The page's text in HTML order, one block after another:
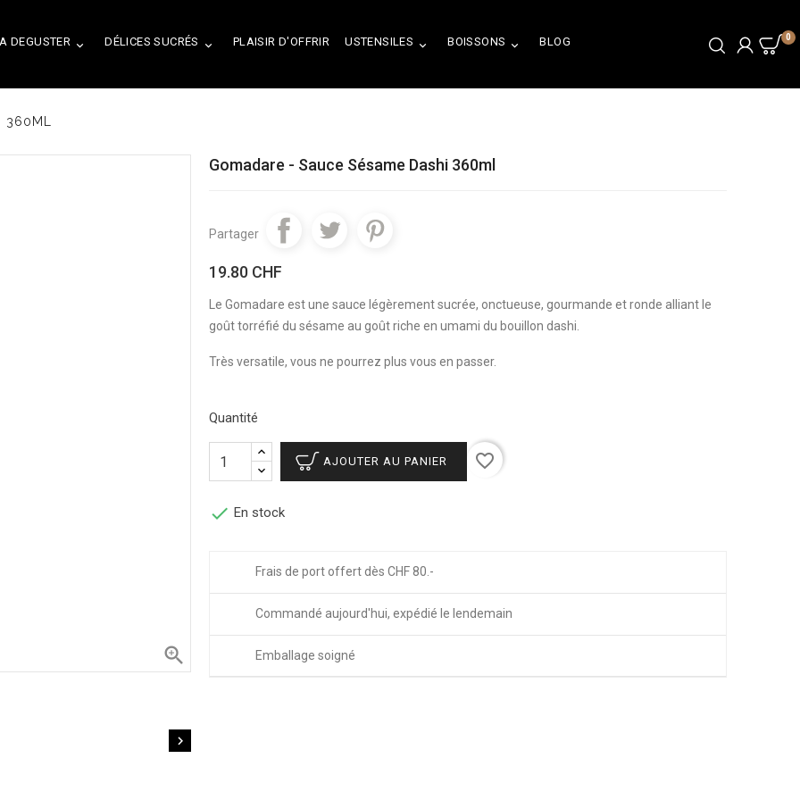
0

A DEGUSTER 
DÉLICES SUCRÉS PLAISIR D'OFFRIR 
USTENSILES 
BOISSONS BLOG
360ML


Gomadare - Sauce Sésame Dashi 360ml
Partager
19.80 CHF
Le Gomadare est une sauce légèrement sucrée, onctueuse, gourmande et ronde alliant le
goût torréfié du sésame au goût riche en umami du bouillon dashi.
Très versatile, vous ne pourrez plus vous en passer.
Quantité
AJOUTER AU PANIER favorite_border
 En stock
Frais de port offert dès CHF 80.-
Commandé aujourd'hui, expédié le lendemain
Emballage soigné